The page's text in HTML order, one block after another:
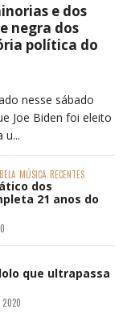
e dos
negra dos
política do
nesse sábado
Joe Biden foi eleito
u...
BELA MÚSICA RECENTES
dos
21 anos do
que ultrapassa